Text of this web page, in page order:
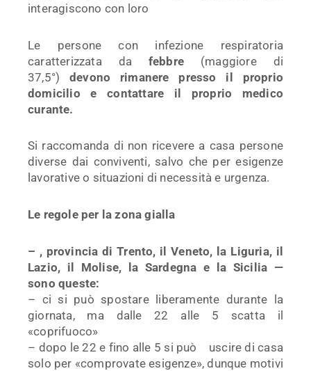
interagiscono con loro
Le persone con infezione respiratoria
caratterizzata da febbre (maggiore di
37,5°) devono rimanere presso il proprio
domicilio e contattare il proprio medico
curante.
Si raccomanda di non ricevere a casa persone
diverse dai conviventi, salvo che per esigenze
lavorative o situazioni di necessità e urgenza.
Le regole per la zona gialla
– , provincia di Trento, il Veneto, la Liguria, il
Lazio, il Molise, la Sardegna e la Sicilia —
sono queste:
– ci si può spostare liberamente durante la
giornata, ma dalle 22 alle 5 scatta il
«coprifuoco»
– dopo le 22 e fino alle 5 si può uscire di casa
solo per «comprovate esigenze», dunque motivi